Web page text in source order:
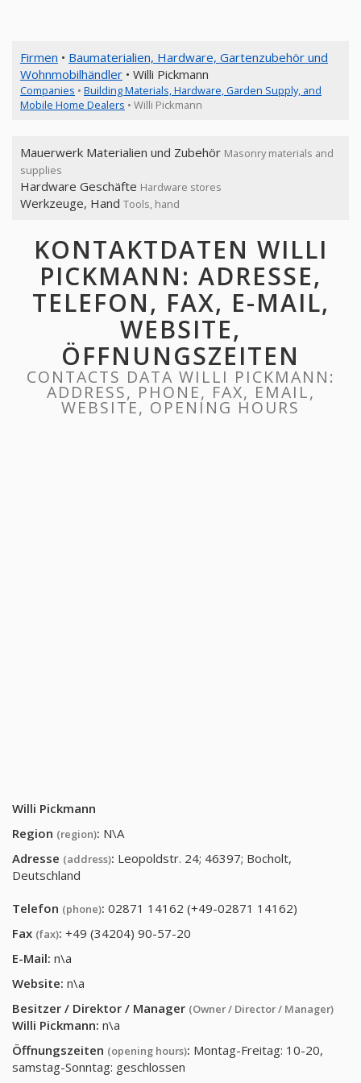
Firmen • Baumaterialien, Hardware, Gartenzubehör und
Wohnmobilhändler • Willi Pickmann
Companies • Building Materials, Hardware, Garden Supply, and
Mobile Home Dealers • Willi Pickmann
Mauerwerk Materialien und Zubehör Masonry materials and
supplies
Hardware Geschäfte Hardware stores
Werkzeuge, Hand Tools, hand
KONTAKTDATEN WILLI
PICKMANN: ADRESSE,
TELEFON, FAX, E-MAIL,
WEBSITE,
ÖFFNUNGSZEITEN
CONTACTS DATA WILLI PICKMANN:
ADDRESS, PHONE, FAX, EMAIL,
WEBSITE, OPENING HOURS
Willi Pickmann
Region (region): N\A
Adresse (address): Leopoldstr. 24; 46397; Bocholt,
Deutschland
Telefon (phone): 02871 14162 (+49-02871 14162)
Fax (fax): +49 (34204) 90-57-20
E-Mail: n\a
Website: n\a
Besitzer / Direktor / Manager (Owner / Director / Manager)
Willi Pickmann: n\a
Öffnungszeiten (opening hours): Montag-Freitag: 10-20,
samstag-Sonntag: geschlossen